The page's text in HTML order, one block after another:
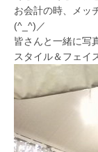
お会計の時、メッ
(^_^)／
皆さんと一緒に写
スタイル＆フェイ